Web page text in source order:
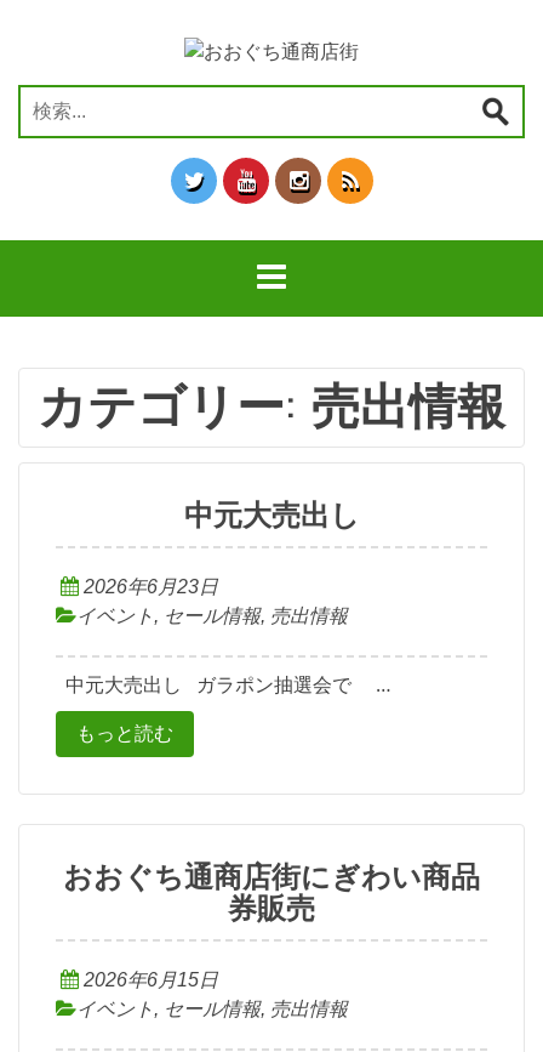
ッ
検
索:
カテゴリー: 売出情報
中元大売出し
2026年6月23日
イベント , セール情報, 売出情報
中元大売出し ガラポン抽選会で …
もっと読む
おおぐち通商店街にぎわい商品
券販売
2026年6月15日
イベント , セール情報, 売出情報